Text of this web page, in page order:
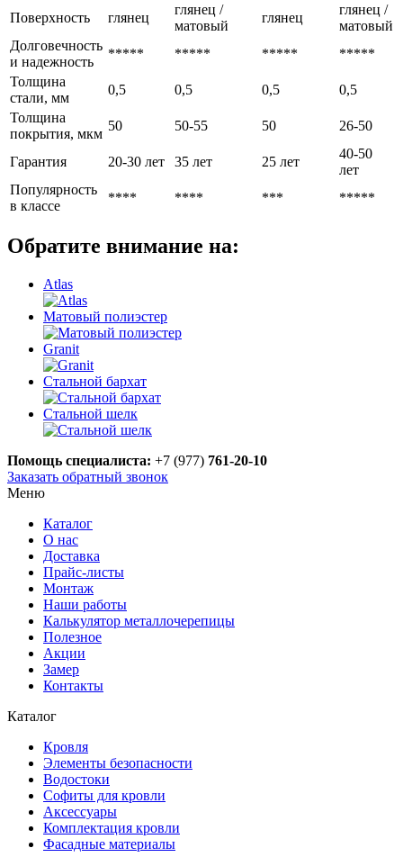
Поверхность
глянец
глянец /
матовый
глянец
глянец /
матовый
Долговечность
и надежность
***** ***** *****
*****
Толщина
стали, мм
0,5 0,5 0,5
0,5
Толщина
покрытия, мкм
50 50-55 50 26-50
Гарантия 20-30 лет 35 лет 25 лет
40-50
лет
Популярность
в классе
**** **** *** *****
Обратите внимание на:
Atlas
Матовый полиэстер
Granit
Стальной бархат
Стальной шелк
Помощь специалиста: +7 (977) 761-20-10
Заказать обратный звонок
Меню
Каталог
О нас
Доставка
Прайс-листы
Монтаж
Наши работы
Калькулятор металлочерепицы
Полезное
Акции
Замер
Контакты
Каталог
Кровля
Элементы безопасности
Водостоки
Софиты для кровли
Аксессуары
Комплектация кровли
Фасадные материалы